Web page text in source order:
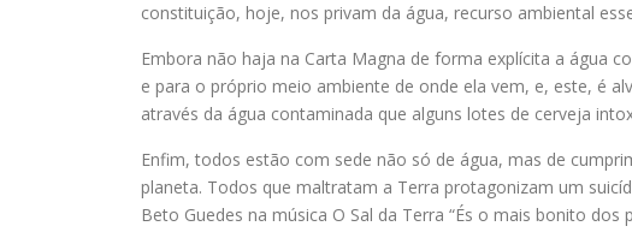
constituição, hoje, nos privam da água, recurso ambiental
Embora não haja na Carta Magna de forma explícita a água
e para o próprio meio ambiente de onde ela vem, e, este, é
através da água contaminada que alguns lotes de cerveja
Enfim, todos estão com sede não só de água, mas de
planeta. Todos que maltratam a Terra protagonizam um
Beto Guedes na música O Sal da Terra “És o mais bonito